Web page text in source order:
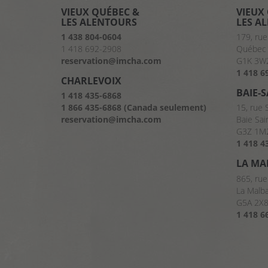
VIEUX QUÉBEC &
LES ALENTOURS
1 438 804-0604
1 418 692-2908
reservation@imcha.com
CHARLEVOIX
1 418 435-6868
1 866 435-6868 (Canada seulement)
reservation@imcha.com
VIEUX
LES
179,
Québec
G1K
1 418
BAIE-
15, rue
Baie
G3Z
1 418
LA
865,
La
G5A 2X8
1 418